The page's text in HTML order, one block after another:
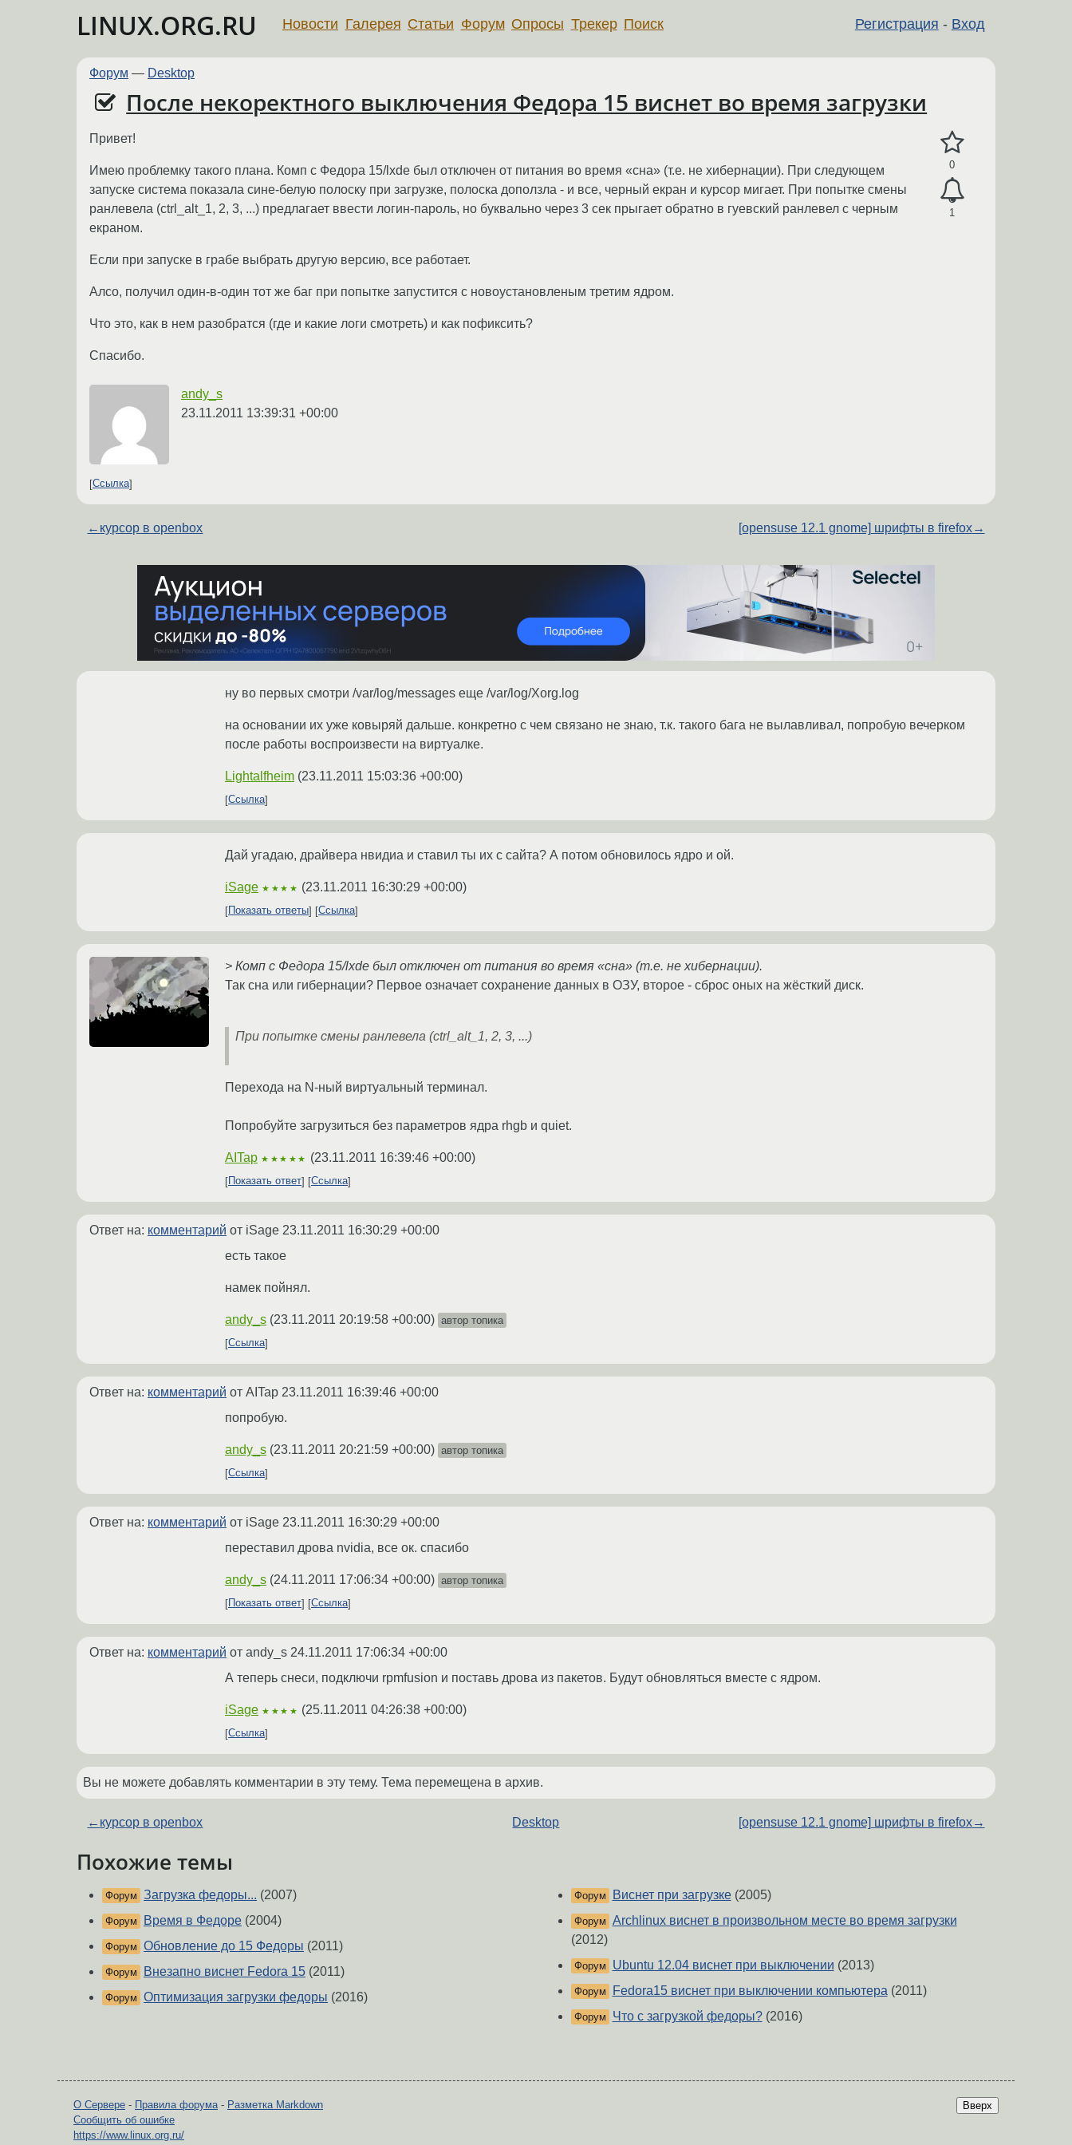
LINUX.ORG.RU Регистрация - Вход
Новости Галерея Статьи Форум Опросы Трекер Поиск
Форум — Desktop
После некоректного выключения Федора 15 виснет во время загрузки
0
1
Привет!
Имею проблемку такого плана. Комп с Федора 15/lxde был отключен от питания во время «сна» (т.е. не хибернации). При следующем
запуске система показала сине-белую полоску при загрузке, полоска доползла - и все, черный екран и курсор мигает. При попытке смены
ранлевела (ctrl_alt_1, 2, 3, ...) предлагает ввести логин-пароль, но буквально через 3 сек прыгает обратно в гуевский ранлевел с черным
екраном.
Если при запуске в грабе выбрать другую версию, все работает.
Алсо, получил один-в-один тот же баг при попытке запустится с новоустановленым третим ядром.
Что это, как в нем разобратся (где и какие логи смотреть) и как пофиксить?
Спасибо.
andy_s
23.11.2011 13:39:31 +00:00
Ссылка
← курсор в openbox [opensuse 12.1 gnome] шрифты в firefox→
ну во первых смотри /var/log/messages еще /var/log/Xorg.log
на основании их уже ковыряй дальше. конкретно с чем связано не знаю, т.к. такого бага не вылавливал, попробую вечерком
после работы воспроизвести на виртуалке.
Lightalfheim (23.11.2011 15:03:36 +00:00)
Ссылка
Дай угадаю, драйвера нвидиа и ставил ты их с сайта? А потом обновилось ядро и ой.
iSage ★★★★ (23.11.2011 16:30:29 +00:00)
Показать ответы Ссылка
> Комп с Федора 15/lxde был отключен от питания во время «сна» (т.е. не хибернации).
Так сна или гибернации? Первое означает сохранение данных в ОЗУ, второе - сброс оных на жёсткий диск.
При попытке смены ранлевела (ctrl_alt_1, 2, 3, ...)
Перехода на N-ный виртуальный терминал.
Попробуйте загрузиться без параметров ядра rhgb и quiet.
AITap ★★★★★ (23.11.2011 16:39:46 +00:00)
Показать ответ Ссылка
Ответ на: комментарий от iSage 23.11.2011 16:30:29 +00:00
есть такое
намек пойнял.
andy_s (23.11.2011 20:19:58 +00:00) автор топика
Ссылка
Ответ на: комментарий от AITap 23.11.2011 16:39:46 +00:00
попробую.
andy_s (23.11.2011 20:21:59 +00:00) автор топика
Ссылка
Ответ на: комментарий от iSage 23.11.2011 16:30:29 +00:00
переставил дрова nvidia, все ок. спасибо
andy_s (24.11.2011 17:06:34 +00:00) автор топика
Показать ответ
Ссылка
Ответ на: комментарий от andy_s 24.11.2011 17:06:34 +00:00
А теперь снеси, подключи rpmfusion и поставь дрова из пакетов. Будут обновляться вместе с ядром.
iSage ★★★★ (25.11.2011 04:26:38 +00:00)
Ссылка
Вы не можете добавлять комментарии в эту тему. Тема перемещена в архив.
← курсор в openbox Desktop [opensuse 12.1 gnome] шрифты в firefox→
Похожие темы
Форум Загрузка федоры... (2007)
Форум Время в Федоре (2004)
Форум Обновление до 15 Федоры (2011)
Форум Внезапно виснет Fedora 15 (2011)
Форум Оптимизация загрузки федоры (2016)
Форум Виснет при загрузке(2005)
Форум Archlinux виснет в произвольном месте во время загрузки
(2012)
Форум Ubuntu 12.04 виснет при выключении (2013)
Форум Fedora15 виснет при выключении компьютера(2011)
Форум Что с загрузкой федоры?(2016)
Вверх
О Сервере - Правила форума- Разметка Markdown
Сообщить об ошибке
https://www.linux.org.ru/